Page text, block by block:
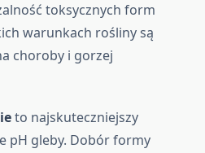
toksycznych form
warunkach rośliny są
choroby i gorzej
to najskuteczniejszy
pH gleby. Dobór formy